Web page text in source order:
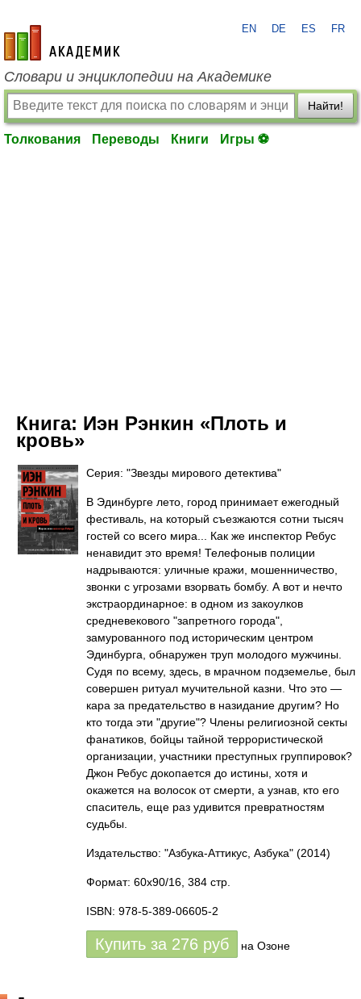
academic.ru
EN DE ES FR
Словари и энциклопедии на Академике
Найти!
Толкования Переводы Книги Игры ⚽
Книга: Иэн Рэнкин «Плоть и
кровь»
Серия: "Звезды мирового детектива"
В Эдинбурге лето, город принимает ежегодный
фестиваль, на который съезжаются сотни тысяч
гостей со всего мира... Как же инспектор Ребус
ненавидит это время! Телефоныв полиции
надрываются: уличные кражи, мошенничество,
звонки с угрозами взорвать бомбу. А вот и нечто
экстраординарное: в одном из закоулков
средневекового "запретного города",
замурованного под историческим центром
Эдинбурга, обнаружен труп молодого мужчины.
Судя по всему, здесь, в мрачном подземелье, был
совершен ритуал мучительной казни. Что это —
кара за предательство в назидание другим? Но
кто тогда эти "другие"? Члены религиозной секты
фанатиков, бойцы тайной террористической
организации, участники преступных группировок?
Джон Ребус докопается до истины, хотя и
окажется на волосок от смерти, а узнав, кто его
спаситель, еще раз удивится превратностям
судьбы.
Издательство: "Азбука-Аттикус, Азбука" (2014)
Формат: 60x90/16, 384 стр.
ISBN: 978-5-389-06605-2
Купить за 276 руб на Озоне